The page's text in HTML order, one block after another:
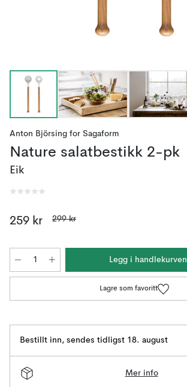
Anton Björsing for Sagaform
Nature salatbestikk 2-pk
Eik
259 kr 299 kr
Legg i handlekurven
Lagre som favoritt
Bestillt inn, sendes tidligst 18. august
Mer info